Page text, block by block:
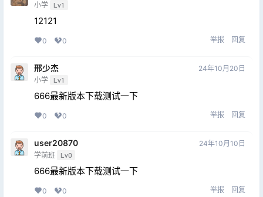
小学 Lv1
12121
0 0 举报 回复
邢少杰
小学 Lv1
24年10月20日
666最新版本下载测试一下
0 0 举报 回复
user20870
学前班 Lv0
24年10月10日
666最新版本下载测试一下
0 0 举报 回复